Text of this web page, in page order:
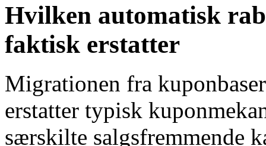
Hvilken automatisk
faktisk erstatter
Migrationen fra
erstatter typisk
særskilte salgsfremmende